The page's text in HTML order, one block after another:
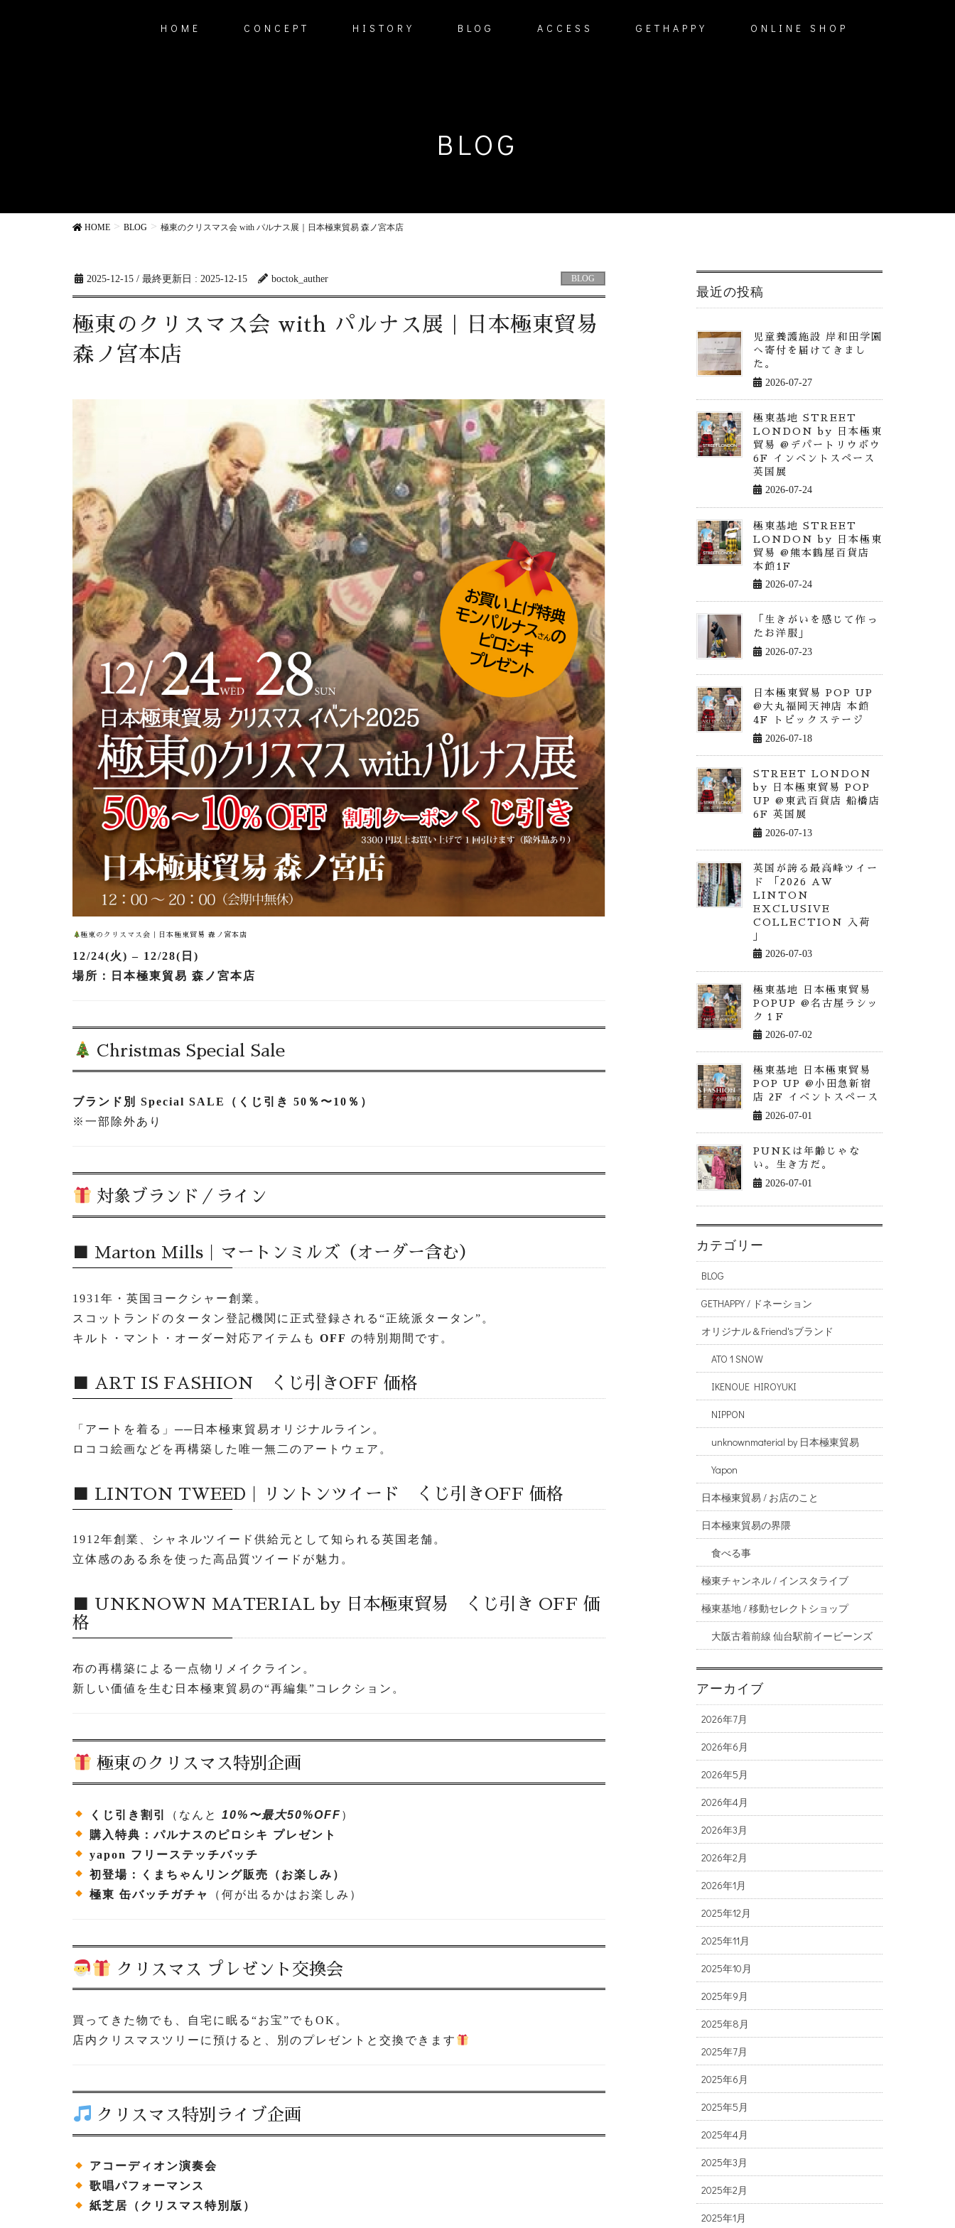
HOME CONCEPT HISTORY BLOG ACCESS GETHAPPY ONLINE SHOP
BLOG
HOME BLOG 極東のクリスマス会 with パルナス展｜日本極東貿易 森ノ宮本店
2025-12-15 / 最終更新日 : 2025-12-15 boctok_auther BLOG
極東のクリスマス会 with パルナス展｜日本極東貿易
森ノ宮本店
極東のクリスマス会｜日本極東貿易 森ノ宮本店
12/24(火) – 12/28(日)
場所：日本極東貿易 森ノ宮本店
Christmas Special Sale
ブランド別 Special SALE（くじ引き 50％〜10％）
※一部除外あり
対象ブランド／ライン
■ Marton Mills｜マートンミルズ（オーダー含む）
1931年・英国ヨークシャー創業。
スコットランドのタータン登記機関に正式登録される“正統派タータン”。
キルト・マント・オーダー対応アイテムも OFF の特別期間です。
■ ART IS FASHION くじ引きOFF 価格
「アートを着る」──日本極東貿易オリジナルライン。
ロココ絵画などを再構築した唯一無二のアートウェア。
■ LINTON TWEED｜リントンツイード くじ引きOFF 価格
1912年創業、シャネルツイード供給元として知られる英国老舗。
立体感のある糸を使った高品質ツイードが魅力。
■ UNKNOWN MATERIAL by 日本極東貿易 くじ引き OFF 価
格
布の再構築による一点物リメイクライン。
新しい価値を生む日本極東貿易の“再編集”コレクション。
極東のクリスマス特別企画
くじ引き割引 （なんと10%〜最大50%OFF ）
購入特典：パルナスのピロシキ プレゼント
yapon フリーステッチバッチ
初登場：くまちゃんリング販売（お楽しみ）
極東 缶バッチガチャ
（何が出るかはお楽しみ）
クリスマス プレゼント交換会
買ってきた物でも、自宅に眠る“お宝”でもOK。
店内クリスマスツリーに預けると、別のプレゼントと交換できます
クリスマス特別ライブ企画
アコーディオン演奏会
歌唱パフォーマンス
紙芝居（クリスマス特別版）
最近の投稿
児童養護施設 岸和田学園
へ寄付を届けてきまし
た。
2026-07-27
極東基地 STREET
LONDON by 日本極東
貿易 @デパートリウボウ
6F インベントスペース
英国展
2026-07-24
極東基地 STREET
LONDON by 日本極東
貿易 @熊本鶴屋百貨店
本館1F
2026-07-24
「生きがいを感じて作っ
たお洋服」
2026-07-23
日本極東貿易 POP UP
@大丸福岡天神店 本館
4F トピックステージ
2026-07-18
STREET LONDON
by 日本極東貿易 POP
UP @東武百貨店 船橋店
6F 英国展
2026-07-13
英国が誇る最高峰ツイー
ド 「2026 AW
LINTON
EXCLUSIVE
COLLECTION 入荷
」
2026-07-03
極東基地 日本極東貿易
POPUP @名古屋ラシッ
ク１F
2026-07-02
極東基地 日本極東貿易
POP UP @小田急新宿
店 2F イベントスペース
2026-07-01
PUNKは年齢じゃな
い。生き方だ。
2026-07-01
カテゴリー
BLOG
GETHAPPY / ドネーション
オリジナル＆Friend'sブランド
ATO 1 SNOW
IKENOUE HIROYUKI
NIPPON
unknownmaterial by 日本極東貿易
Yapon
日本極東貿易 / お店のこと
日本極東貿易の界隈
食べる事
極東チャンネル / インスタライブ
極東基地 / 移動セレクトショップ
大阪古着前線 仙台駅前イービーンズ
アーカイブ
2026年7月
2026年6月
2026年5月
2026年4月
2026年3月
2026年2月
2026年1月
2025年12月
2025年11月
2025年10月
2025年9月
2025年8月
2025年7月
2025年6月
2025年5月
2025年4月
2025年3月
2025年2月
2025年1月